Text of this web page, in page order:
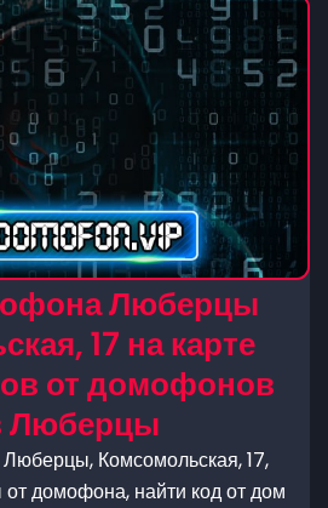
Люберцы
17 на карте
от домофонов
Люберцы
Комсомольская, 17,
домофона, найти код от дом